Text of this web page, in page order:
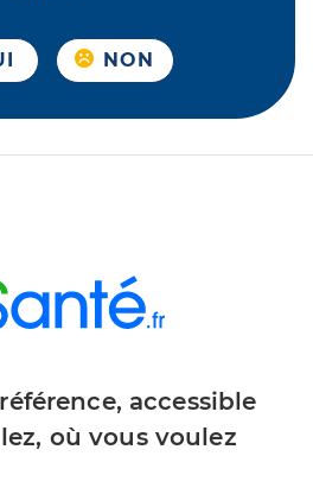
NON
accessible
où vous voulez